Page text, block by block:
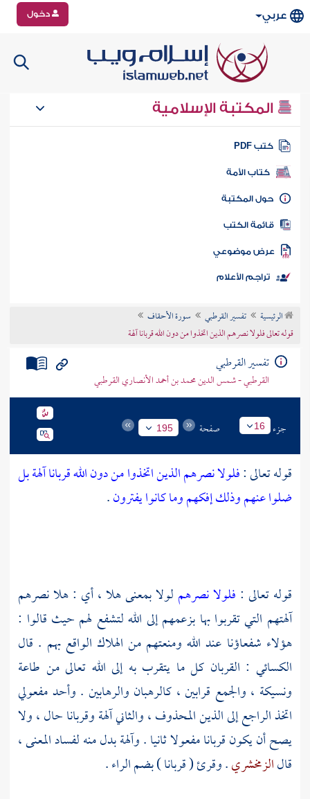
عربي دخول
المكتبة الإسلامية
كتب PDF
كتاب الأمة
المكتبة
الكتب
موضوعي
تراجم الأعلام
الرئيسية تفسير القرطبي
سورة الأحقاف
قوله تعالى فلولا نصرهم الذين اتخذوا من دون الله قربانا آلهة
تفسير القرطبي
القرطبي - شمس الدين محمد بن أحمد الأنصاري القرطبي
جزء 16 صفحة 195
قوله تعالى :فلولا نصرهم الذين اتخذوا من دون الله قربانا آلهة بل
ضلوا عنهم وذلك إفكهم وما كانوا يفترون.
قوله تعالى : فلولا نصرهم لولا بمعنى هلا ، أي : هلا نصرهم
آلهتهم التي تقربوا بها بزعمهم إلى الله لتشفع لهم حيث قالوا :
هؤلاء شفعاؤنا عند الله ومنعتهم من الهلاك الواقع بهم . قال
الكسائي : القربان كل ما يتقرب به إلى الله تعالى من طاعة
ونسيكة ، والجمع قرابين ، كالرهبان والرهابين . وأحد مفعولي
اتخذ الراجع إلى الذين المحذوف ، والثاني آلهة وقربانا حال ، ولا
يصح أن يكون قربانا مفعولا ثانيا . وآلهة بدل منه لفساد المعنى ،
قالالزمخشري. وقرئ ( قربانا ) بضم الراء .